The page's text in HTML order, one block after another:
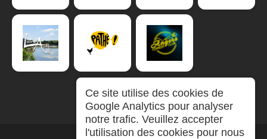
Ce site utilise des cookies de
Google Analytics pour analyser
notre trafic. Veuillez accepter
l'utilisation des cookies pour nous